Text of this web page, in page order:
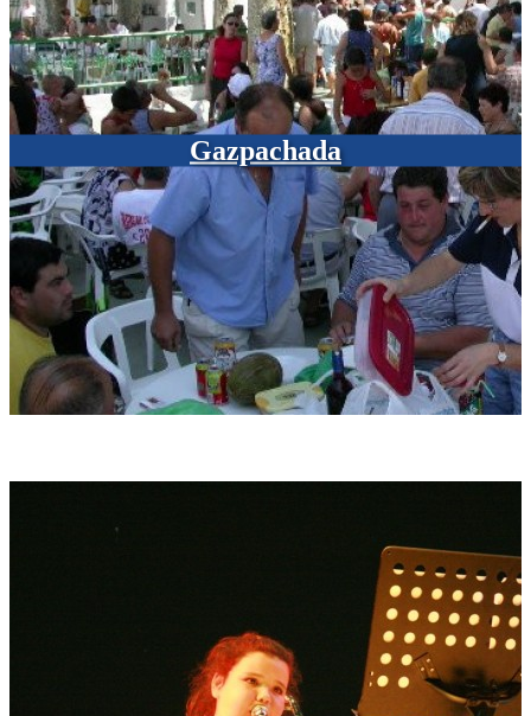
Gazpachada